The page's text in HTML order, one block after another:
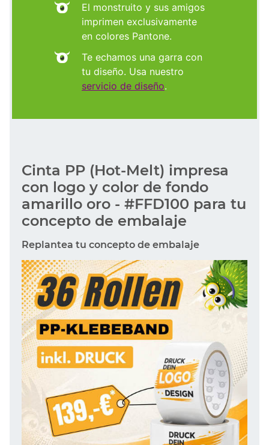
El monstruito y sus amigos
imprimen exclusivamente
en colores Pantone.
Te echamos una garra con
tu diseño. Usa nuestro
servicio de diseño.
Cinta PP (Hot-Melt) impresa
con logo y color de fondo
amarillo oro - #FFD100 para tu
concepto de embalaje
Replantea tu concepto de embalaje